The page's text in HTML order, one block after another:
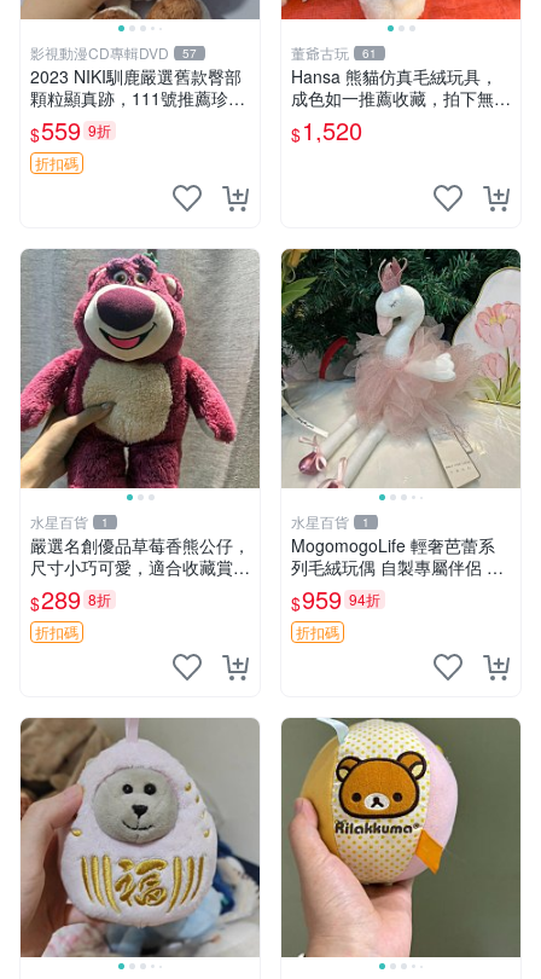
影視動漫CD專輯DVD 57
2023 NIKI馴鹿嚴選舊款臀部
顆粒顯真跡，111號推薦珍藏
品 馴鹿 舊款 尾巴顆粒
$559 9折
折扣碼
董爺古玩 61
Hansa 熊貓仿真毛絨玩具，
成色如一推薦收藏，拍下無疑
心 熊貓 毛絨玩具 收藏
$1,520
水星百貨 1
嚴選名創優品草莓香熊公仔，
尺寸小巧可愛，適合收藏賞玩
30cm 玩具 公仔 草莓熊
$289 8折
折扣碼
水星百貨 1
MogomogoLife 輕奢芭蕾系
列毛絨玩偶 自製專屬伴侶 帶
標牌全新成色 芭蕾系列 毛絨
玩偶 安撫玩具 新款上架
$959 94折
折扣碼